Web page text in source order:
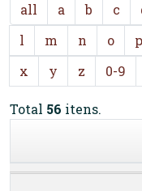
all a b c
l
m n o p
x
y z 0-9
Total 56 itens.